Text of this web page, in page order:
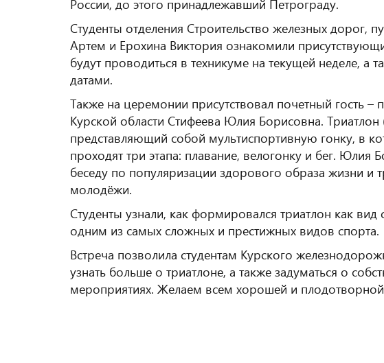
России, до этого принадлежавший Петрограду.
Студенты отделения Строительство железных дорог,
Артем и Ерохина Виктория ознакомили
будут проводиться в техникуме на текущей неделе,
датами.
Также на церемонии присутствовал почетный гость –
Курской области Стифеева Юлия Борисовна.
представляющий собой мультиспортивную гонку, в
проходят три этапа: плавание, велогонку и бег. Юлия
беседу по популяризации здорового образа жизни и
молодёжи.
Студенты узнали, как формировался триатлон как вид
одним из самых сложных и престижных видов спорта.
Встреча позволила студентам Курского
узнать больше о триатлоне, а также задуматься о
мероприятиях. Желаем всем хорошей и